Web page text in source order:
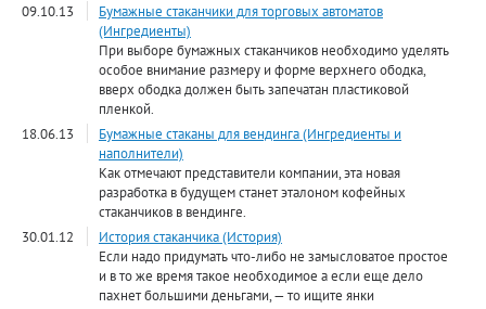
09.10.13
Бумажные стаканчики для торговых автоматов
(Ингредиенты)
При выборе бумажных стаканчиков необходимо уделять
особое внимание размеру и форме верхнего ободка,
вверх ободка должен быть запечатан пластиковой
пленкой.
18.06.13
Бумажные стаканы для вендинга (Ингредиенты и
наполнители)
Как отмечают представители компании, эта новая
разработка в будущем станет эталоном кофейных
стаканчиков в вендинге.
30.01.12
История стаканчика (История)
Если надо придумать что-либо не замысловатое простое
и в то же время такое необходимое а если еще дело
пахнет большими деньгами, — то ищите янки